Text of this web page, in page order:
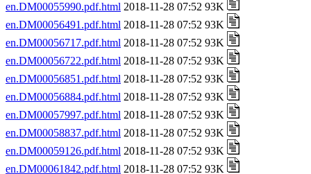
en.DM00055990.pdf.html 2018-11-28 07:52 93K
en.DM00056491.pdf.html 2018-11-28 07:52 93K
en.DM00056717.pdf.html 2018-11-28 07:52 93K
en.DM00056722.pdf.html 2018-11-28 07:52 93K
en.DM00056851.pdf.html 2018-11-28 07:52 93K
en.DM00056884.pdf.html 2018-11-28 07:52 93K
en.DM00057997.pdf.html 2018-11-28 07:52 93K
en.DM00058837.pdf.html 2018-11-28 07:52 93K
en.DM00059126.pdf.html 2018-11-28 07:52 93K
en.DM00061842.pdf.html 2018-11-28 07:52 93K